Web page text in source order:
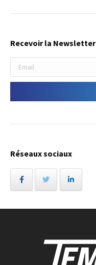
Recevoir la Newsletter
Réseaux sociaux